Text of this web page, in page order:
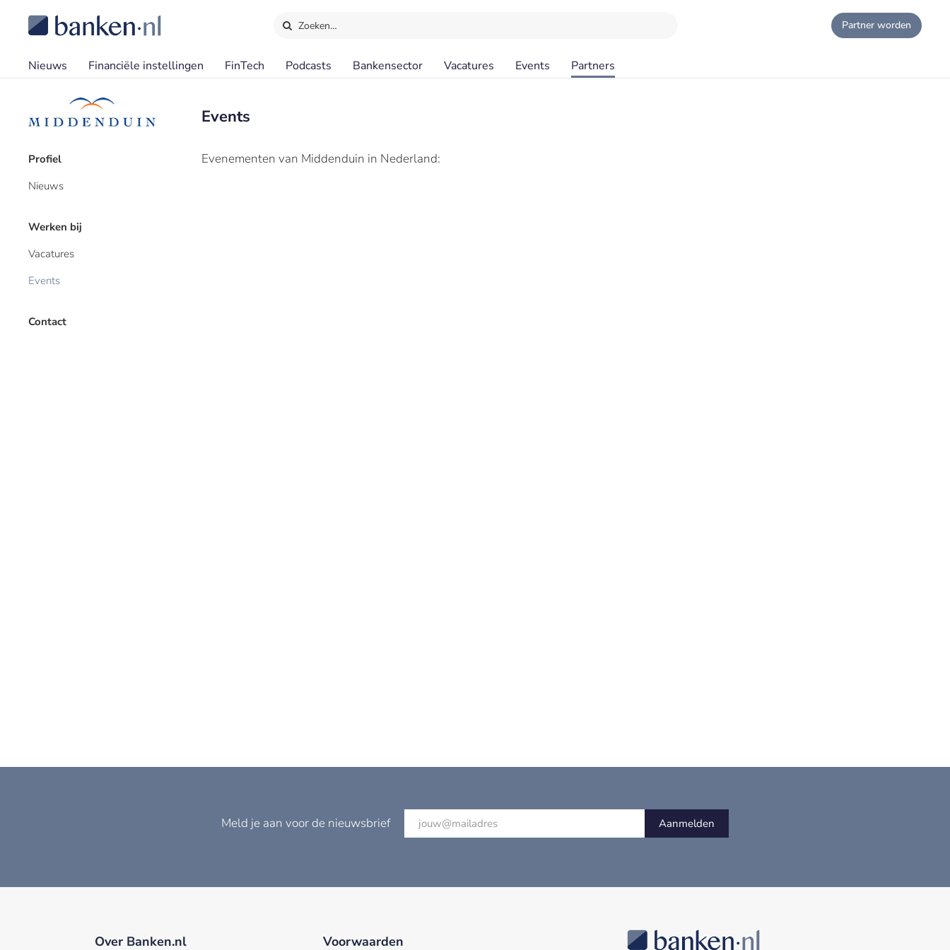
Zoeken… Partner worden
Nieuws Financiële instellingen FinTech Podcasts Bankensector Vacatures Events Partners
Profiel
Nieuws
Werken bij
Vacatures
Events
Contact
Events
Evenementen van Middenduin in Nederland:
Meld je aan voor de nieuwsbrief Aanmelden
Over Banken.nl Voorwaarden